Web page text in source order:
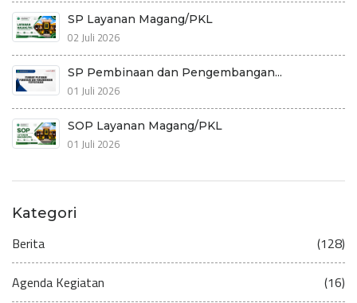
SP Layanan Magang/PKL
02 Juli 2026
SP Pembinaan dan Pengembangan...
01 Juli 2026
SOP Layanan Magang/PKL
01 Juli 2026
Kategori
Berita (128)
Agenda Kegiatan (16)